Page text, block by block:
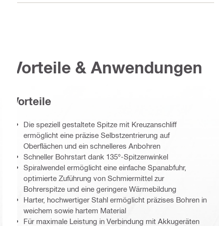
Vorteile & Anwendungen
Vorteile
Die speziell gestaltete Spitze mit Kreuzanschliff
ermöglicht eine präzise Selbstzentrierung auf
Oberflächen und ein schnelleres Anbohren
Schneller Bohrstart dank 135°-Spitzenwinkel
Spiralwendel ermöglicht eine einfache Spanabfuhr,
optimierte Zuführung von Schmiermittel zur
Bohrerspitze und eine geringere Wärmebildung
Harter, hochwertiger Stahl ermöglicht präzises Bohren in
weichem sowie hartem Material
Für maximale Leistung in Verbindung mit Akkugeräten